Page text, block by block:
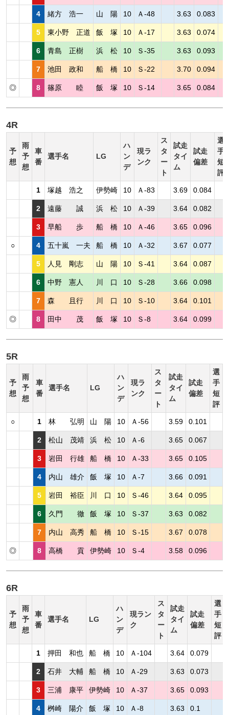
4 緒方 浩一 山 陽 10 Ａ-48 3.63 0.083
5 東小野 正道 飯 塚 10 Ａ-17 3.63 0.074
6 青島 正樹 浜 松 10 Ｓ-35 3.63 0.093
7 池田 政和 船 橋 10 Ｓ-22 3.70 0.094
◎ 8 篠原 睦 飯 塚 10 Ｓ-14 3.65 0.084
4R
予
想
雨
予
想
車
番
選手名 LG
ハ
ン
デ
現ラ
ンク
ス
タ
ー
ト
試走
タイ
ム
試走
偏差
選
手
短
評
1 塚越 浩之 伊勢崎 10 Ａ-83 3.69 0.084
2 遠藤 誠 浜 松 10 Ａ-39 3.64 0.082
3 早船 歩 船 橋 10 Ａ-46 3.65 0.096
○ 4 五十嵐 一夫 船 橋 10 Ａ-32 3.67 0.077
5 人見 剛志 山 陽 10 Ｓ-41 3.64 0.087
6 中野 憲人 川 口 10 Ｓ-28 3.66 0.098
7 森 且行 川 口 10 Ｓ-10 3.64 0.101
◎ 8 田中 茂 飯 塚 10 Ｓ-8 3.64 0.099
5R
予
想
雨
予
想
車
番
選手名 LG
ハ
ン
デ
現ラ
ンク
ス
タ
ー
ト
試走
タイ
ム
試走
偏差
選
手
短
評
○ 1 林 弘明 山 陽 10 Ａ-56 3.59 0.101
2 松山 茂靖 浜 松 10 Ａ-6 3.65 0.067
3 岩田 行雄 船 橋 10 Ａ-33 3.65 0.105
4 内山 雄介 飯 塚 10 Ａ-7 3.66 0.091
5 岩田 裕臣 川 口 10 Ｓ-46 3.64 0.095
6 久門 徹 飯 塚 10 Ｓ-37 3.63 0.082
7 内山 高秀 船 橋 10 Ｓ-15 3.67 0.078
◎ 8 高橋 貢 伊勢崎 10 Ｓ-4 3.58 0.096
6R
予
想
雨
予
想
車
番
選手名 LG
ハ
ン
デ
現ラン
ク
ス
タ
ー
ト
試走
タイ
ム
試走
偏差
選
手
短
評
1 押田 和也 船 橋 10 Ａ-104 3.64 0.079
2 石井 大輔 船 橋 10 Ａ-29 3.63 0.073
3 三浦 康平 伊勢崎 10 Ａ-37 3.65 0.093
4 桝崎 陽介 飯 塚 10 Ａ-8 3.63 0.1